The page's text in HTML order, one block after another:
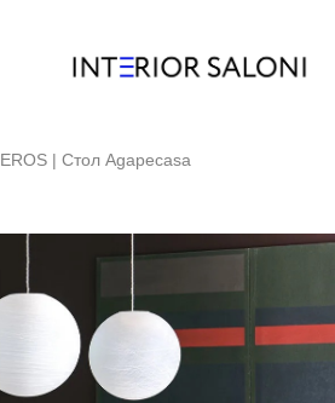
EROS | Стол Agapecasa